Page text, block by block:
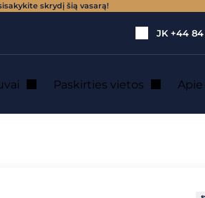
skrydį šią vasarą!
JK +44
Paskirties vietos